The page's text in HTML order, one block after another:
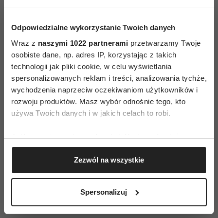
Odpowiedzialne wykorzystanie Twoich danych
Wraz z naszymi 1022 partnerami przetwarzamy Twoje
osobiste dane, np. adres IP, korzystając z takich
technologii jak pliki cookie, w celu wyświetlania
spersonalizowanych reklam i treści, analizowania tychże,
wychodzenia naprzeciw oczekiwaniom użytkowników i
rozwoju produktów. Masz wybór odnośnie tego, kto
używa Twoich danych i w jakich celach to robi.
Jeśli wyrazisz na to zgodę, chcielibyśmy również:
Gromadzić dane dotyczące Twojej lokalizacji
geograficznej z dokładnością nawet do kilku metrów
Identyfikować Twoje urządzenie, aktywnie
(fingerprinting, czyli wirtualny odcisk palca)
Zezwól na wszystkie
Spersonalizuj
nowoczesny sposób. Nie projektują satynowych
kreacji na bale i gale, tylko koncentrują się na
tworzeniu ubrań praktycznych, miejskich
i codziennych, przeznaczonych, również
w cenowym sensie, dla normalnych ludzi. Myśląc
o modzie polskiej mamy przed sobą obraz marek,
których ubrania są odważne, dobrze wykonane
ale myślimy, że zmierzamy w dobrym kierunku.